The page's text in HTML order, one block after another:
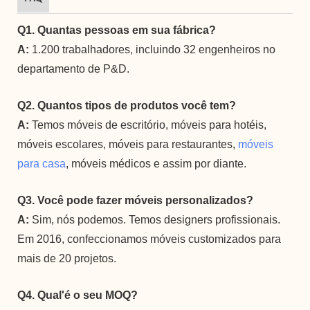
Q1. Quantas pessoas em sua fábrica?
A: 1.200 trabalhadores, incluindo 32 engenheiros no
departamento de P&D.
Q2. Quantos tipos de produtos você tem?
A: Temos móveis de escritório, móveis para hotéis,
móveis escolares, móveis para restaurantes, móveis
para casa, móveis médicos e assim por diante.
Q3. Você pode fazer móveis personalizados?
A: Sim, nós podemos. Temos designers profissionais.
Em 2016, confeccionamos móveis customizados para
mais de 20 projetos.
Q4. Qual'é o seu MOQ?